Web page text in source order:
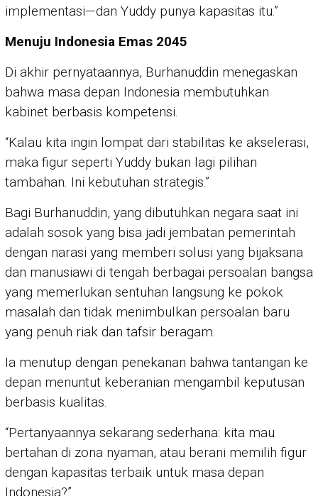
implementasi—dan Yuddy punya kapasitas itu.”
Menuju Indonesia Emas 2045
Di akhir pernyataannya, Burhanuddin menegaskan
bahwa masa depan Indonesia membutuhkan
kabinet berbasis kompetensi.
“Kalau kita ingin lompat dari stabilitas ke akselerasi,
maka figur seperti Yuddy bukan lagi pilihan
tambahan. Ini kebutuhan strategis.”
Bagi Burhanuddin, yang dibutuhkan negara saat ini
adalah sosok yang bisa jadi jembatan pemerintah
dengan narasi yang memberi solusi yang bijaksana
dan manusiawi di tengah berbagai persoalan bangsa
yang memerlukan sentuhan langsung ke pokok
masalah dan tidak menimbulkan persoalan baru
yang penuh riak dan tafsir beragam.
Ia menutup dengan penekanan bahwa tantangan ke
depan menuntut keberanian mengambil keputusan
berbasis kualitas.
“Pertanyaannya sekarang sederhana: kita mau
bertahan di zona nyaman, atau berani memilih figur
dengan kapasitas terbaik untuk masa depan
Indonesia?”